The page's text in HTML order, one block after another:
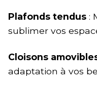
Plafonds tendus :
sublimer vos
Cloisons
adaptation à vos